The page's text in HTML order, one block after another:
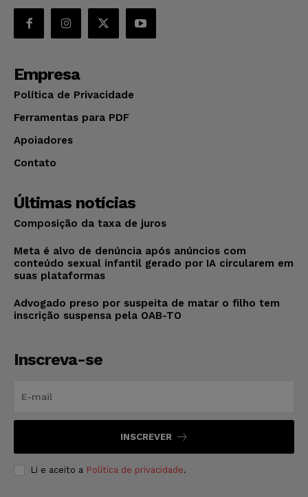
Empresa
Política de Privacidade
Ferramentas para PDF
Apoiadores
Contato
Últimas notícias
Composição da taxa de juros
Meta é alvo de denúncia após anúncios com
conteúdo sexual infantil gerado por IA circularem em
suas plataformas
Advogado preso por suspeita de matar o filho tem
inscrição suspensa pela OAB-TO
Inscreva-se
INSCREVER
Li e aceito a Política de privacidade.